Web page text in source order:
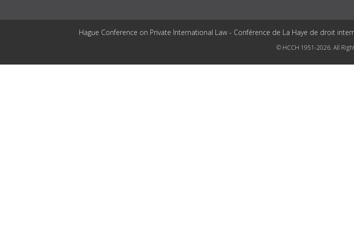
Hague Conference on Private International Law - Conférence de La Haye de droit
© HCCH 1951-2026. All